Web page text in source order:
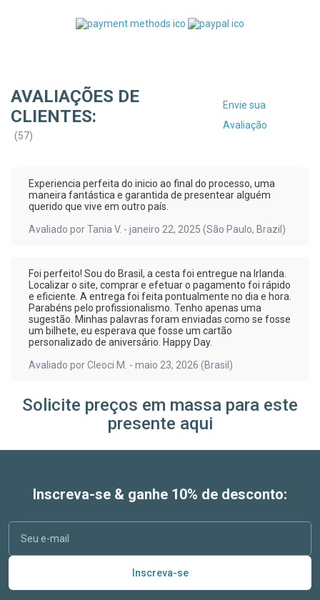
AVALIAÇÕES DE
CLIENTES:
(57)
Envie sua
Avaliação
Experiencia perfeita do inicio ao final do processo, uma
maneira fantástica e garantida de presentear alguém
querido que vive em outro país.
Avaliado porTania V. - janeiro 22, 2025 (São Paulo, Brazil)
Foi perfeito! Sou do Brasil, a cesta foi entregue na Irlanda.
Localizar o site, comprar e efetuar o pagamento foi rápido
e eficiente. A entrega foi feita pontualmente no dia e hora.
Parabéns pelo profissionalismo. Tenho apenas uma
sugestão. Minhas palavras foram enviadas como se fosse
um bilhete, eu esperava que fosse um cartão
personalizado de aniversário. Happy Day.
Avaliado porCleoci M. - maio 23, 2026 (Brasil)
Solicite preços em massa para este
presente aqui
Inscreva-se & ganhe 10% de desconto:
Inscreva-se